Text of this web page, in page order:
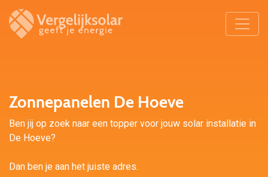
Zonnepanelen De Hoeve
Ben jij op zoek naar een topper voor jouw solar installatie in
De Hoeve?
Dan ben je aan het juiste adres.